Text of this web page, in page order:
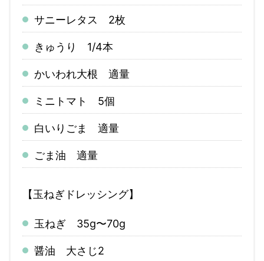
サニーレタス 2枚
きゅうり 1/4本
かいわれ大根 適量
ミニトマト 5個
白いりごま 適量
ごま油 適量
【玉ねぎドレッシング】
玉ねぎ 35g〜70g
醤油 大さじ2